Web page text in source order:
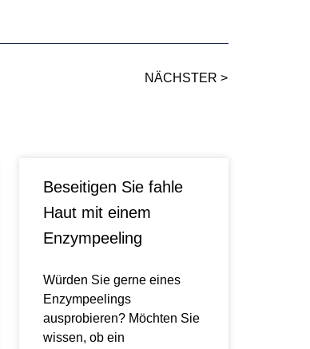
NÄCHSTER >
Beseitigen Sie fahle
Haut mit einem
Enzympeeling
Würden Sie gerne eines
Enzympeelings
ausprobieren? Möchten Sie
wissen, ob ein